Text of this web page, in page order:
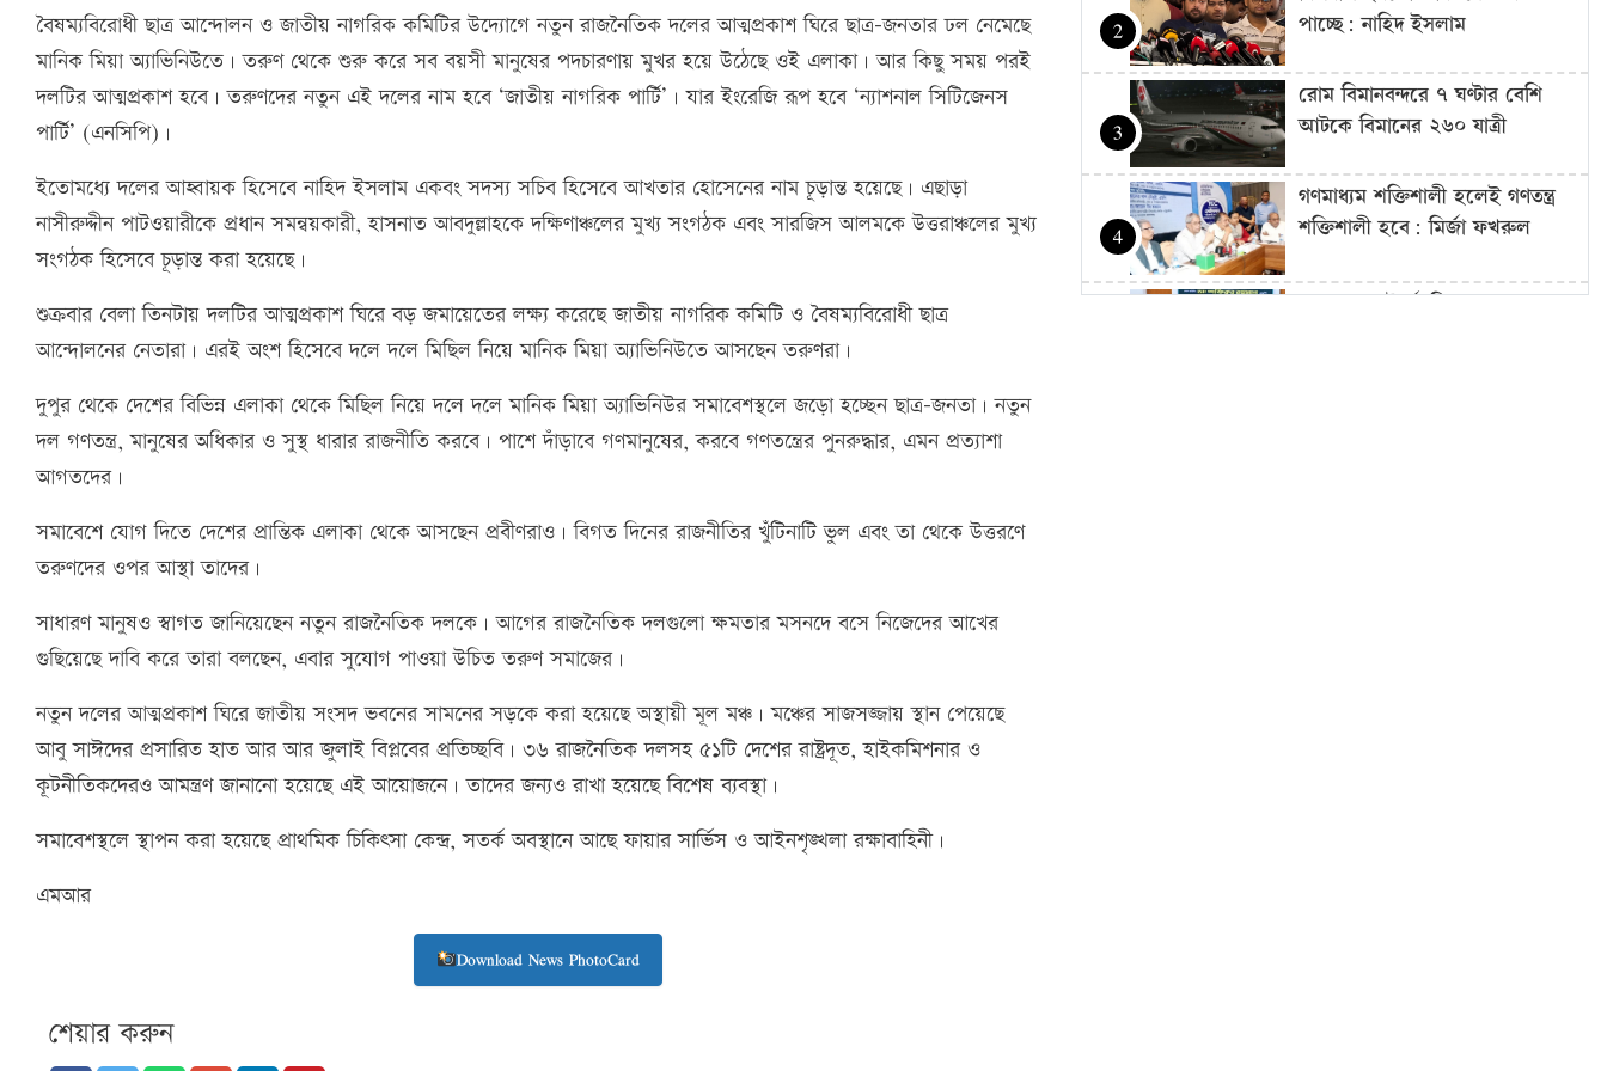
বৈষম্যবিরোধী ছাত্র আন্দোলন ও জাতীয় নাগরিক কমিটির উদ্যোগে নতুন রাজনৈতিক দলের আত্মপ্রকাশ ঘিরে ছাত্র-জনতার ঢল নেমেছে
মানিক মিয়া অ্যাভিনিউতে। তরুণ থেকে শুরু করে সব বয়সী মানুষের পদচারণায় মুখর হয়ে উঠেছে ওই এলাকা। আর কিছু সময় পরই
দলটির আত্মপ্রকাশ হবে। তরুণদের নতুন এই দলের নাম হবে ‘জাতীয় নাগরিক পার্টি’। যার ইংরেজি রূপ হবে ‘ন্যাশনাল সিটিজেনস
পার্টি’ (এনসিপি)।
ইতোমধ্যে দলের আহ্বায়ক হিসেবে নাহিদ ইসলাম একবং সদস্য সচিব হিসেবে আখতার হোসেনের নাম চূড়ান্ত হয়েছে। এছাড়া
নাসীরুদ্দীন পাটওয়ারীকে প্রধান সমন্বয়কারী, হাসনাত আবদুল্লাহকে দক্ষিণাঞ্চলের মুখ্য সংগঠক এবং সারজিস আলমকে উত্তরাঞ্চলের মুখ্য
সংগঠক হিসেবে চূড়ান্ত করা হয়েছে।
শুক্রবার বেলা তিনটায় দলটির আত্মপ্রকাশ ঘিরে বড় জমায়েতের লক্ষ্য করেছে জাতীয় নাগরিক কমিটি ও বৈষম্যবিরোধী ছাত্র
আন্দোলনের নেতারা। এরই অংশ হিসেবে দলে দলে মিছিল নিয়ে মানিক মিয়া অ্যাভিনিউতে আসছেন তরুণরা।
দুপুর থেকে দেশের বিভিন্ন এলাকা থেকে মিছিল নিয়ে দলে দলে মানিক মিয়া অ্যাভিনিউর সমাবেশস্থলে জড়ো হচ্ছেন ছাত্র-জনতা। নতুন
দল গণতন্ত্র, মানুষের অধিকার ও সুস্থ ধারার রাজনীতি করবে। পাশে দাঁড়াবে গণমানুষের, করবে গণতন্ত্রের পুনরুদ্ধার, এমন প্রত্যাশা
আগতদের।
সমাবেশে যোগ দিতে দেশের প্রান্তিক এলাকা থেকে আসছেন প্রবীণরাও। বিগত দিনের রাজনীতির খুঁটিনাটি ভুল এবং তা থেকে উত্তরণে
তরুণদের ওপর আস্থা তাদের।
সাধারণ মানুষও স্বাগত জানিয়েছেন নতুন রাজনৈতিক দলকে। আগের রাজনৈতিক দলগুলো ক্ষমতার মসনদে বসে নিজেদের আখের
গুছিয়েছে দাবি করে তারা বলছেন, এবার সুযোগ পাওয়া উচিত তরুণ সমাজের।
নতুন দলের আত্মপ্রকাশ ঘিরে জাতীয় সংসদ ভবনের সামনের সড়কে করা হয়েছে অস্থায়ী মূল মঞ্চ। মঞ্চের সাজসজ্জায় স্থান পেয়েছে
আবু সাঈদের প্রসারিত হাত আর আর জুলাই বিপ্লবের প্রতিচ্ছবি। ৩৬ রাজনৈতিক দলসহ ৫১টি দেশের রাষ্ট্রদূত, হাইকমিশনার ও
কূটনীতিকদেরও আমন্ত্রণ জানানো হয়েছে এই আয়োজনে। তাদের জন্যও রাখা হয়েছে বিশেষ ব্যবস্থা।
সমাবেশস্থলে স্থাপন করা হয়েছে প্রাথমিক চিকিৎসা কেন্দ্র, সতর্ক অবস্থানে আছে ফায়ার সার্ভিস ও আইনশৃঙ্খলা রক্ষাবাহিনী।
এমআর
Download News PhotoCard
শেয়ার করুন
2
পাচ্ছে: নাহিদ ইসলাম
3
রোম বিমানবন্দরে ৭ ঘণ্টার বেশি
আটকে বিমানের ২৬০ যাত্রী
4
গণমাধ্যম শক্তিশালী হলেই গণতন্ত্র
শক্তিশালী হবে: মির্জা ফখরুল
দ্রব্যমূল্যের ঊর্ধ্বগতিতে মানুষের